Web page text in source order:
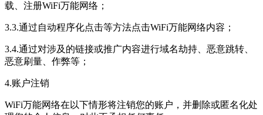
载、注册WiFi万能网络；
3.3.通过自动程序化点击等方法点击WiFi万能网络内容；
3.4.通过对涉及的链接或推广内容进行域名劫持、恶意跳转、
恶意刷量、作弊等；
4.账户注销
WiFi万能网络在以下情形将注销您的账户，并删除或匿名化处